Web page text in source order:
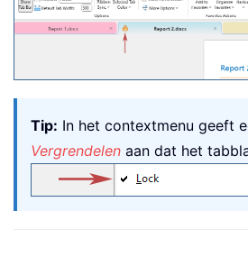
Tip: In het contextmenu geeft
Vergrendelen aan dat het